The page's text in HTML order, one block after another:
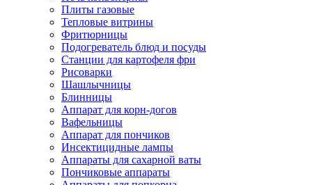
Плиты газовые
Тепловые витрины
Фритюрницы
Подогреватель блюд и посуды
Станции для картофеля фри
Рисоварки
Шашлычницы
Блинницы
Аппарат для корн-догов
Вафельницы
Аппарат для пончиков
Инсектицидные лампы
Аппараты для сахарной ваты
Пончиковые аппараты